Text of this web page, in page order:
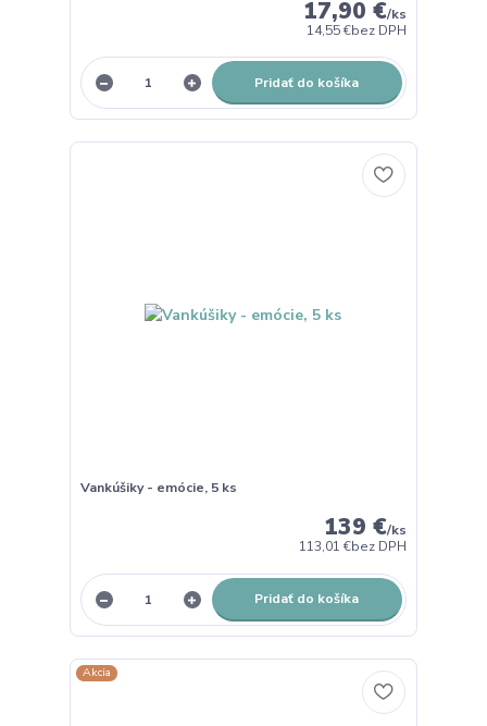
17,90 €/ks
14,55 €bez DPH
Pridať do košíka
Vankúšiky - emócie, 5 ks
139 €/ks
113,01 €bez DPH
Pridať do košíka
Akcia